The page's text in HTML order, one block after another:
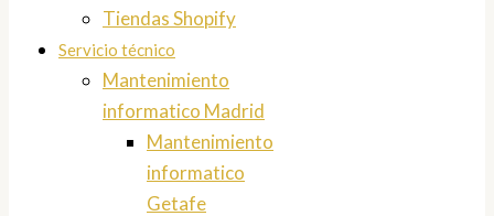
Tiendas Shopify
Servicio técnico
Mantenimiento
informatico Madrid
Mantenimiento
informatico
Getafe